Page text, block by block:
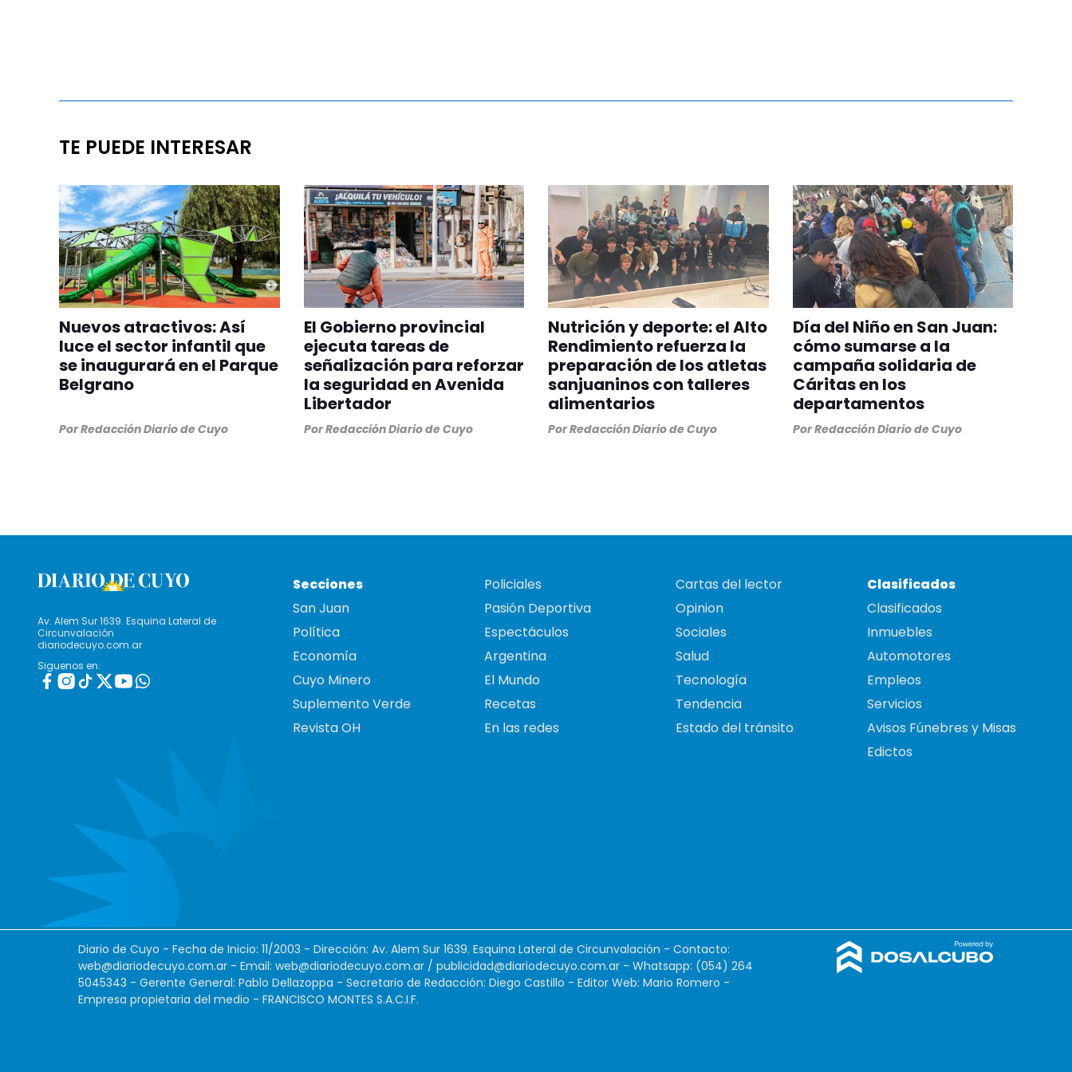
TE PUEDE INTERESAR
Nuevos atractivos: Así
luce el sector infantil que
se inaugurará en el Parque
Belgrano
PorRedacción Diario de Cuyo
El Gobierno provincial
ejecuta tareas de
señalización para reforzar
la seguridad en Avenida
Libertador
PorRedacción Diario de Cuyo
Nutrición y deporte: el Alto
Rendimiento refuerza la
preparación de los atletas
sanjuaninos con talleres
alimentarios
PorRedacción Diario de Cuyo
Día del Niño en San Juan:
cómo sumarse a la
campaña solidaria de
Cáritas en los
departamentos
PorRedacción Diario de Cuyo
Av. Alem Sur 1639. Esquina Lateral de
Circunvalación
diariodecuyo.com.ar
Siguenos en:
Secciones
San Juan
Política
Economía
Cuyo Minero
Suplemento Verde
Revista OH
Policiales
Pasión Deportiva
Espectáculos
Argentina
El Mundo
Recetas
En las redes
Cartas del lector
Opinion
Sociales
Salud
Tecnología
Tendencia
Estado del tránsito
Clasificados
Clasificados
Inmuebles
Automotores
Empleos
Servicios
Avisos Fúnebres y Misas
Edictos
Diario de Cuyo - Fecha de Inicio: 11/2003 - Dirección: Av. Alem Sur 1639. Esquina Lateral de Circunvalación - Contacto:
web@diariodecuyo.com.ar - Email: web@diariodecuyo.com.ar / publicidad@diariodecuyo.com.ar - Whatsapp: (054) 264
5045343 - Gerente General: Pablo Dellazoppa - Secretario de Redacción: Diego Castillo - Editor Web: Mario Romero -
Empresa propietaria del medio - FRANCISCO MONTES S.A.C.I.F.